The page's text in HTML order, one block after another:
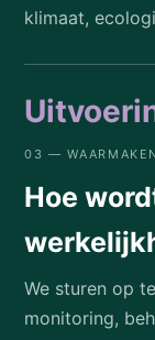
klimaat,
03 —
Hoe
We sturen op
monitoring,